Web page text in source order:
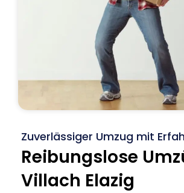
Zuverlässiger Umzug mit
Reibungslose
Villach Elazig